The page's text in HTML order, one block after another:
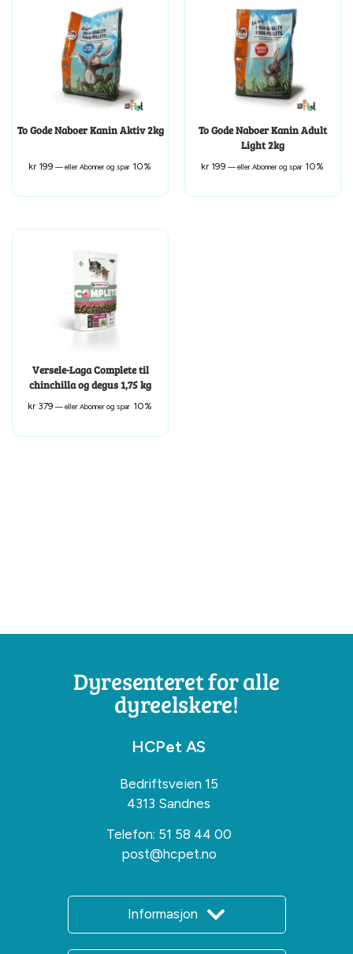
To Gode Naboer Kanin Aktiv 2kg
kr199 —eller Abonner og spar 10%
To Gode Naboer Kanin Adult
Light 2kg
kr199 —eller Abonner og spar 10%
Versele-Laga Complete til
chinchilla og degus 1,75 kg
kr 379 —eller Abonner og spar 10%
Dyresenteret for alle
dyreelskere!
HCPet AS
Bedriftsveien 15
4313 Sandnes
Telefon: 51 58 44 00
post@hcpet.no
Informasjon